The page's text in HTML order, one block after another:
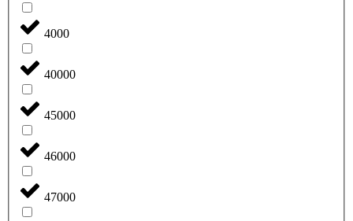
4000
40000
45000
46000
47000